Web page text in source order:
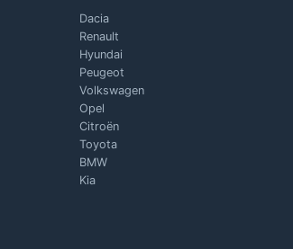
Dacia
Renault
Hyundai
Peugeot
Volkswagen
Opel
Citroën
Toyota
BMW
Kia